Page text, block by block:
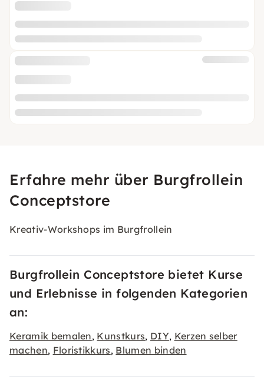
Erfahre mehr über Burgfrollein
Conceptstore
Kreativ-Workshops im Burgfrollein
Burgfrollein Conceptstore bietet Kurse
und Erlebnisse in folgenden Kategorien
an:
Keramik bemalen, Kunstkurs, DIY, Kerzen selber
machen, Floristikkurs, Blumen binden